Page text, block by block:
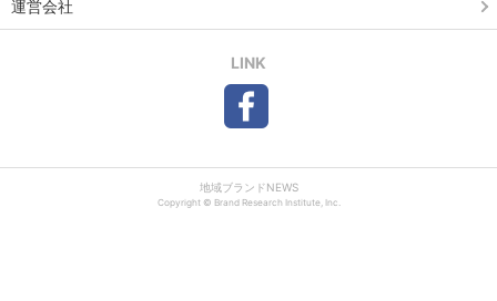
運営会社
LINK
地域ブランドNEWS
Copyright © Brand Research Institute, Inc.